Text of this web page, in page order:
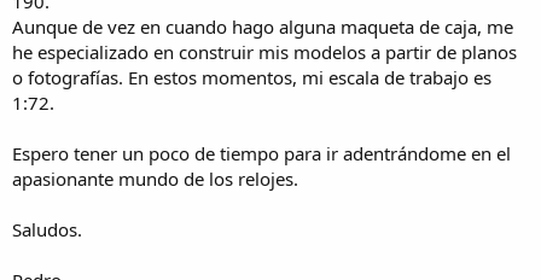
Aunque de vez en cuando hago alguna maqueta de caja, me
he especializado en construir mis modelos a partir de planos
o fotografías. En estos momentos, mi escala de trabajo es
1:72.
Espero tener un poco de tiempo para ir adentrándome en el
apasionante mundo de los relojes.
Saludos.